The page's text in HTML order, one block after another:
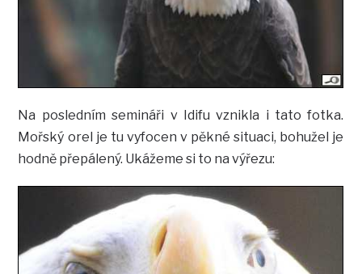
Na posledním semináři v Idifu vznikla i tato fotka.
Mořský orel je tu vyfocen v pěkné situaci, bohužel je
hodně přepálený. Ukážeme si to na výřezu: